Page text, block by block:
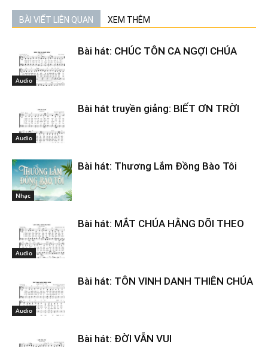
BÀI VIẾT LIÊN QUAN XEM THÊM
Audio
Bài hát: CHÚC TÔN CA NGỢI CHÚA
Audio
Bài hát truyền giảng: BIẾT ƠN TRỜI
Nhạc
Bài hát: Thương Lắm Đồng Bào Tôi
Audio
Bài hát: MẮT CHÚA HẰNG DÕI THEO
Audio
Bài hát: TÔN VINH DANH THIÊN CHÚA
Bài hát: ĐỜI VẪN VUI